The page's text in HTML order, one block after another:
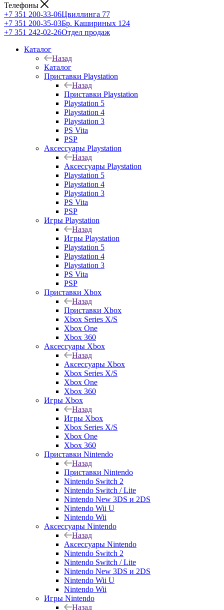
Телефоны
+7 351 200-33-06Цвиллинга 77
+7 351 200-35-03Бр. Кашириных 124
+7 351 242-02-26Отдел продаж
Каталог
Назад
Каталог
Приставки Playstation
Назад
Приставки Playstation
Playstation 5
Playstation 4
Playstation 3
PS Vita
PSP
Аксессуары Playstation
Назад
Аксессуары Playstation
Playstation 5
Playstation 4
Playstation 3
PS Vita
PSP
Игры Playstation
Назад
Игры Playstation
Playstation 5
Playstation 4
Playstation 3
PS Vita
PSP
Приставки Xbox
Назад
Приставки Xbox
Xbox Series X/S
Xbox One
Xbox 360
Аксессуары Xbox
Назад
Аксессуары Xbox
Xbox Series X/S
Xbox One
Xbox 360
Игры Xbox
Назад
Игры Xbox
Xbox Series X/S
Xbox One
Xbox 360
Приставки Nintendo
Назад
Приставки Nintendo
Nintendo Switch 2
Nintendo Switch / Lite
Nintendo New 3DS и 2DS
Nintendo Wii U
Nintendo Wii
Аксессуары Nintendo
Назад
Аксессуары Nintendo
Nintendo Switch 2
Nintendo Switch / Lite
Nintendo New 3DS и 2DS
Nintendo Wii U
Nintendo Wii
Игры Nintendo
Назад